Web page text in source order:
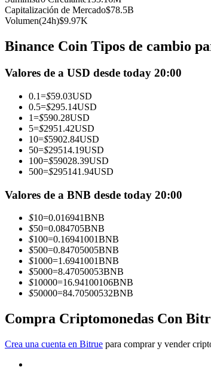
Futuros que utilizan USDC como garantía
Copiar Trading
Únete a los mejores traders
Conviértete en un Trader de Copia
Capitalización de Mercado$78.5B
Volumen(24h)$9.97K
Binance Coin Tipos de cambio
Valores de a USD desde today 20:00
0.1=$59.03USD
0.5=$295.14USD
1=$590.28USD
5=$2951.42USD
10=$5902.84USD
50=$29514.19USD
100=$59028.39USD
500=$295141.94USD
Valores de a BNB desde today 20:00
$10=0.016941BNB
$50=0.084705BNB
$100=0.16941001BNB
$500=0.84705005BNB
$1000=1.6941001BNB
$5000=8.47050053BNB
$10000=16.94100106BNB
$50000=84.70500532BNB
Compra Criptomonedas Con
Crea una cuenta en Bitrue para comprar y vender